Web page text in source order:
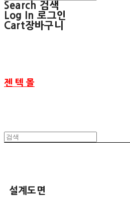
Search 검색
Log In 로그인
Cart장바구니
젠 텍 몰
설계도면